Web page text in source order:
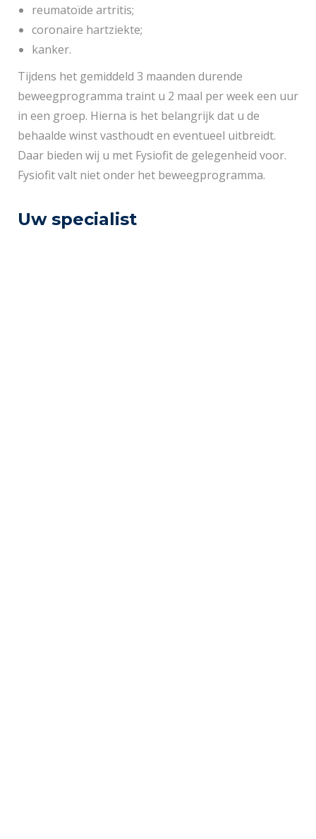
reumatoïde artritis;
coronaire hartziekte;
kanker.
Tijdens het gemiddeld 3 maanden durende
beweegprogramma traint u 2 maal per week een uur
in een groep. Hierna is het belangrijk dat u de
behaalde winst vasthoudt en eventueel uitbreidt.
Daar bieden wij u met Fysiofit de gelegenheid voor.
Fysiofit valt niet onder het beweegprogramma.
Uw specialist